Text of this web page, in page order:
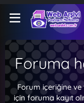
Foruma
Forum içeriğine
için foruma kayıt